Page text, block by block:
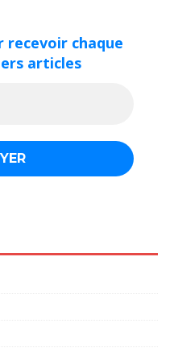
recevoir chaque
articles